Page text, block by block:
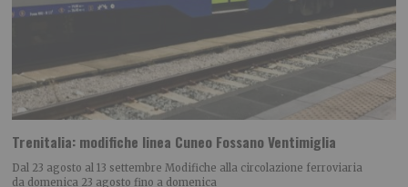
Trenitalia: modifiche linea Cuneo Fossano Ventimiglia
Dal 23 agosto al 13 settembre Modifiche alla circolazione ferroviaria
da domenica 23 agosto fino a domenica